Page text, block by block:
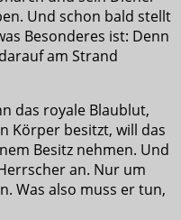
Und schon bald stellt
Besonderes ist: Denn
am Strand
das royale Blaublut,
Körper besitzt, will das
Besitz nehmen. Und
an. Nur um
Was also muss er tun,